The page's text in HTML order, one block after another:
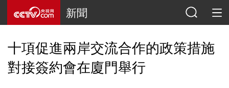
新聞
十項促進兩岸交流合作的政策措施
對接簽約會在廈門舉行